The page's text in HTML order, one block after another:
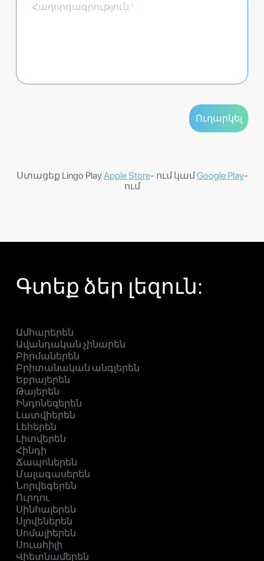
Ստացեք Lingo PlayApple Store- ում կամGoogle Play-
ում
Գտեք ձեր լեզուն:
Ամհարերեն
Ավանդական չինարեն
Բիրմաներեն
Բրիտանական անգլերեն
Եբրայերեն
Թայերեն
Ինդոնեզերեն
Լատվիերեն
Լեհերեն
Լիտվերեն
Հինդի
Ճապոներեն
Մալագասերեն
Նորվեգերեն
Ուրդու
Սինհալերեն
Սլովեներեն
Սոմալիերեն
Սուահիլի
Վիետնամերեն